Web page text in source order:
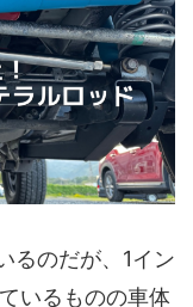
るのだが、1イン
いるものの車体